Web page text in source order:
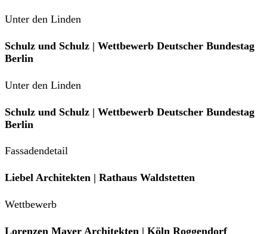
Unter den Linden
Schulz und Schulz | Wettbewerb Deutscher Bundestag
Berlin
Unter den Linden
Schulz und Schulz | Wettbewerb Deutscher Bundestag
Berlin
Fassadendetail
Liebel Architekten | Rathaus Waldstetten
Wettbewerb
Lorenzen Mayer Architekten | Köln Roggendorf